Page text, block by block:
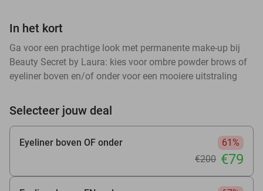
In het kort
Ga voor een prachtige look met permanente make-up bij
Beauty Secret by Laura: kies voor ombre powder brows of
eyeliner boven en/of onder voor een mooiere uitstraling
Selecteer jouw deal
Eyeliner boven OF onder
61%
€200 €79